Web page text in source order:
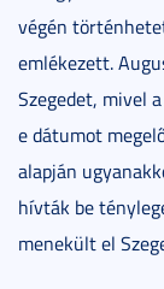
végén
emlékezett.
Szegedet, mivel
e dátumot
alapján
hívták be
menekült el